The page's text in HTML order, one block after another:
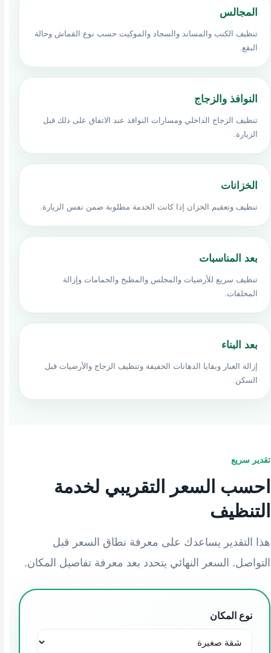
المجالس
تنظيف الكنب والمساند والسجاد والموكيت حسب نوع القماش وحالة
البقع.
النوافذ والزجاج
تنظيف الزجاج الداخلي ومسارات النوافذ عند الاتفاق على ذلك قبل
الزيارة.
الخزانات
تنظيف وتعقيم الخزان إذا كانت الخدمة مطلوبة ضمن نفس الزيارة.
بعد المناسبات
تنظيف سريع للأرضيات والمجلس والمطبخ والحمامات وإزالة
المخلفات.
بعد البناء
إزالة الغبار وبقايا الدهانات الخفيفة وتنظيف الزجاج والأرضيات قبل
السكن.
تقدير سريع
احسب السعر التقريبي لخدمة
التنظيف
هذا التقدير يساعدك على معرفة نطاق السعر قبل
التواصل. السعر النهائي يتحدد بعد معرفة تفاصيل المكان.
نوع المكان